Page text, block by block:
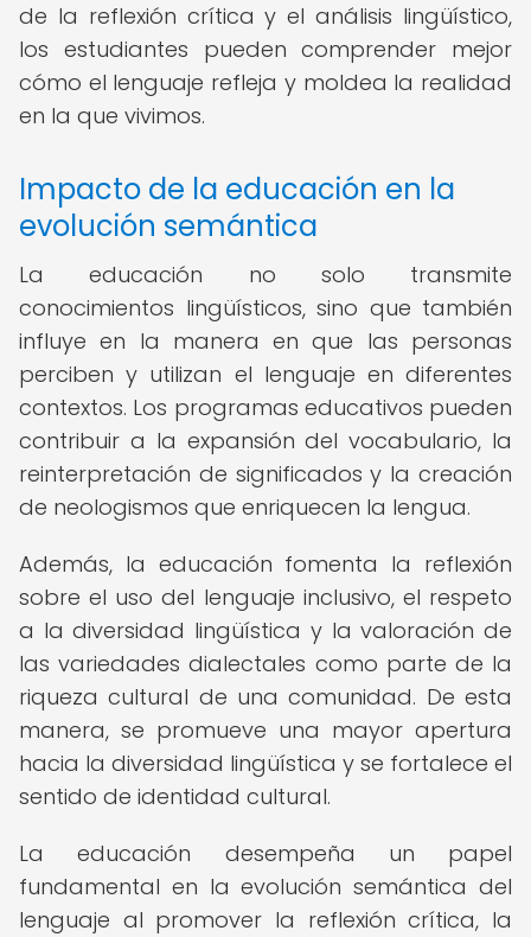
de la reflexión crítica y el análisis lingüístico,
los estudiantes pueden comprender mejor
cómo el lenguaje refleja y moldea la realidad
en la que vivimos.
Impacto de la educación en la
evolución semántica
La educación no solo transmite
conocimientos lingüísticos, sino que también
influye en la manera en que las personas
perciben y utilizan el lenguaje en diferentes
contextos. Los programas educativos pueden
contribuir a la expansión del vocabulario, la
reinterpretación de significados y la creación
de neologismos que enriquecen la lengua.
Además, la educación fomenta la reflexión
sobre el uso del lenguaje inclusivo, el respeto
a la diversidad lingüística y la valoración de
las variedades dialectales como parte de la
riqueza cultural de una comunidad. De esta
manera, se promueve una mayor apertura
hacia la diversidad lingüística y se fortalece el
sentido de identidad cultural.
La educación desempeña un papel
fundamental en la evolución semántica del
lenguaje al promover la reflexión crítica, la